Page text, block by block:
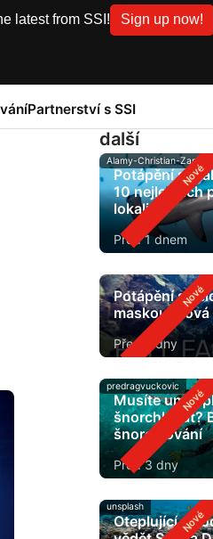
latest from SSI! Sign up now!
Partnerství s SSI
další
Alamy-Christian-Zappel
Potápění s
10 nejlepších
lokalit
Před 1 dnem
Potápění s
maskou: nová
Před 2 dny
predragvuckovic
Musíte umět
šnorchlovat?
šnorchlování
Před 3 dny
unsplash
Oteplující se